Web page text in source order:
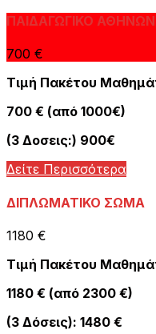
ΠΑΙΔΑΓΩΓΙΚΟ ΑΘΗΝΩΝ
700 €
Τιμή Πακέτου
700 € (από 1000€)
(3 Δοσεις:) 900€
Δείτε Περισσότερα
ΔΙΠΛΩΜΑΤΙΚΟ ΣΩΜΑ
1180 €
Τιμή Πακέτου
1180 € (από 2300 €)
(3 Δόσεις): 1480 €